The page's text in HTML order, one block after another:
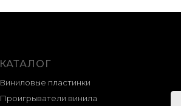
КАТАЛОГ
Виниловые пластинки
Проигрыватели винила